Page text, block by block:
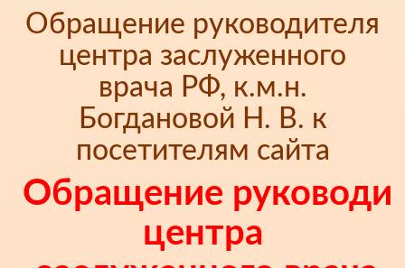
Обращение руководителя
центра заслуженного
врача РФ, к.м.н.
Богдановой Н. В. к
посетителям сайта
Обращение
центра